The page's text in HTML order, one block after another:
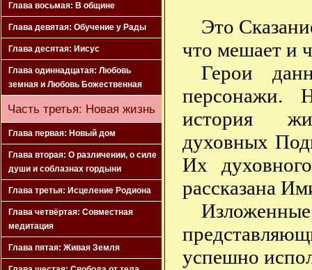
Глава восьмая: В общине
Глава девятая: Обучение у Рады
Глава десятая: Иисус
Глава одиннадцатая: Любовь
земная и Любовь Божественная
Часть третья: Новая жизнь
Глава первая: Новый дом
Глава вторая: О различении, о силе
души и соблазнах гордыни
Глава третья: Исцеление Родиона
Глава четвёртая: Совместная
медитация
Глава пятая: Живая Земля
Это
что мешает и
Герои
персонажи.
история
духовных
Их
рассказана
успешно